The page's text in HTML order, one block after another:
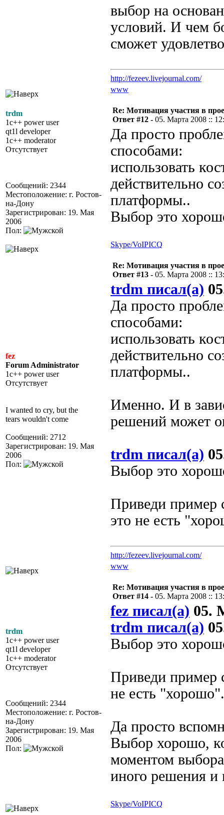
выбор на
условий. И чем
сможет
http://fezeev.livejournal.com/
www
trdm
1c++ power user
qt1l developer
1c++ moderator
Отсутствует
Сообщений: 2344
Местоположение: г. Ростов-
на-Дону
Зарегистрирован: 19. Мая
2006
Пол:
Re: Мотивация участия в
Ответ #12 - 05. Марта 2008 ::
Да просто
способами:
использовать
действительно
платформы..
Выбор это
Skype/VoIPICQ
fez
Forum Administrator
1c++ power user
Отсутствует
I wanted to cry, but the
tears wouldn't come
Сообщений: 2712
Зарегистрирован: 19. Мая
2006
Пол:
Re: Мотивация участия в
Ответ #13 - 05. Марта 2008 ::
trdm писал(а)
Да просто
способами:
использовать
действительно
платформы..
Именно. И в
решений может
trdm писал(а)
Выбор это
Приведи пример
это не есть
http://fezeev.livejournal.com/
www
trdm
1c++ power user
qt1l developer
1c++ moderator
Отсутствует
Сообщений: 2344
Местоположение: г. Ростов-
на-Дону
Зарегистрирован: 19. Мая
2006
Пол:
Re: Мотивация участия в
Ответ #14 - 05. Марта 2008 ::
fez писал(а) 05.
trdm писал(а)
Выбор это
Приведи пример
не есть "хорошо".
Да просто
Выбор хорошо,
моментом
иного решения и
Skype/VoIPICQ